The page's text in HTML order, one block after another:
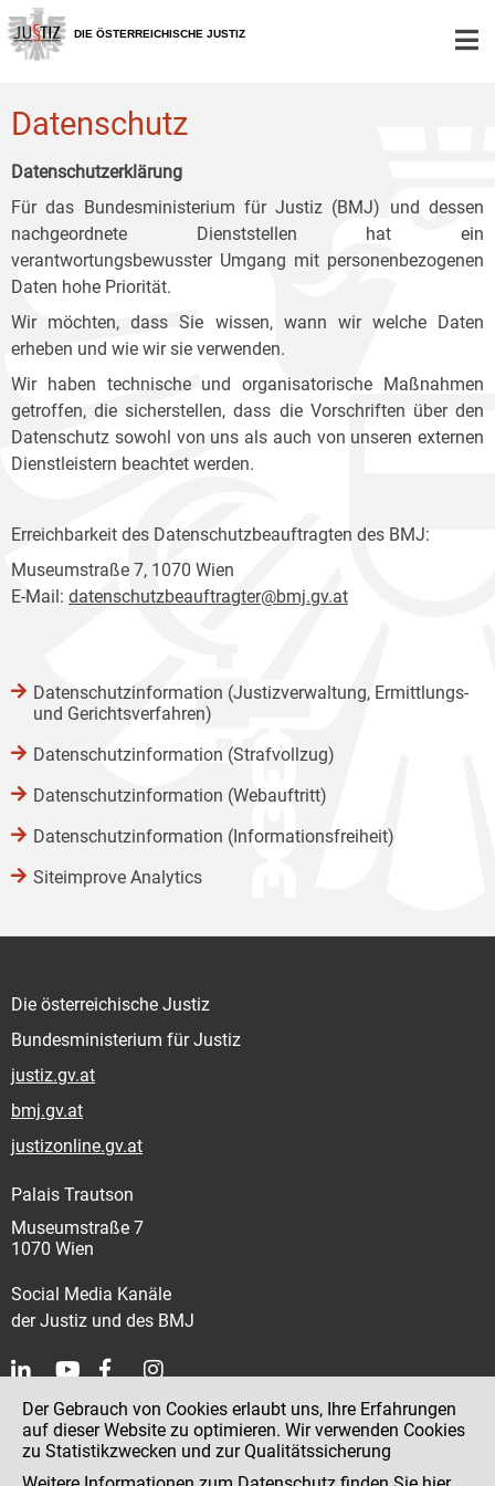
Zur
Hauptnavigation
[1]
Zum
Inhalt
[2]
Zum
Untermenü
[3]
DIE ÖSTERREICHISCHE JUSTIZ
Datenschutz
Datenschutzerklärung
Für das Bundesministerium für Justiz (BMJ) und dessen
nachgeordnete Dienststellen hat ein
verantwortungsbewusster Umgang mit personenbezogenen
Daten hohe Priorität.
Wir möchten, dass Sie wissen, wann wir welche Daten
erheben und wie wir sie verwenden.
Wir haben technische und organisatorische Maßnahmen
getroffen, die sicherstellen, dass die Vorschriften über den
Datenschutz sowohl von uns als auch von unseren externen
Dienstleistern beachtet werden.
Erreichbarkeit des Datenschutzbeauftragten des BMJ:
Museumstraße 7, 1070 Wien
E-Mail: datenschutzbeauftragter@bmj.gv.at
Datenschutzinformation (Justizverwaltung, Ermittlungs-
und Gerichtsverfahren)
Datenschutzinformation (Strafvollzug)
Datenschutzinformation (Webauftritt)
Datenschutzinformation (Informationsfreiheit)
Siteimprove Analytics
Die österreichische Justiz
Bundesministerium für Justiz
justiz.gv.at
bmj.gv.at
justizonline.gv.at
Palais Trautson
Museumstraße 7
1070 Wien
Social Media Kanäle
der Justiz und des BMJ
Kontakt
Impressum
Der Gebrauch von Cookies erlaubt uns, Ihre Erfahrungen
auf dieser Website zu optimieren. Wir verwenden Cookies
zu Statistikzwecken und zur Qualitätssicherung